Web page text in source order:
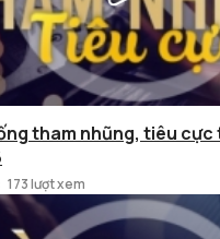
tham nhũng, tiêu cực
173 lượt xem